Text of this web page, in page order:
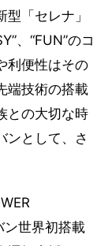
「セレナ」
、“FUN”のコ
利便性はその
端技術の搭載
との大切な時
ンとして、さ
ン世界初搭載